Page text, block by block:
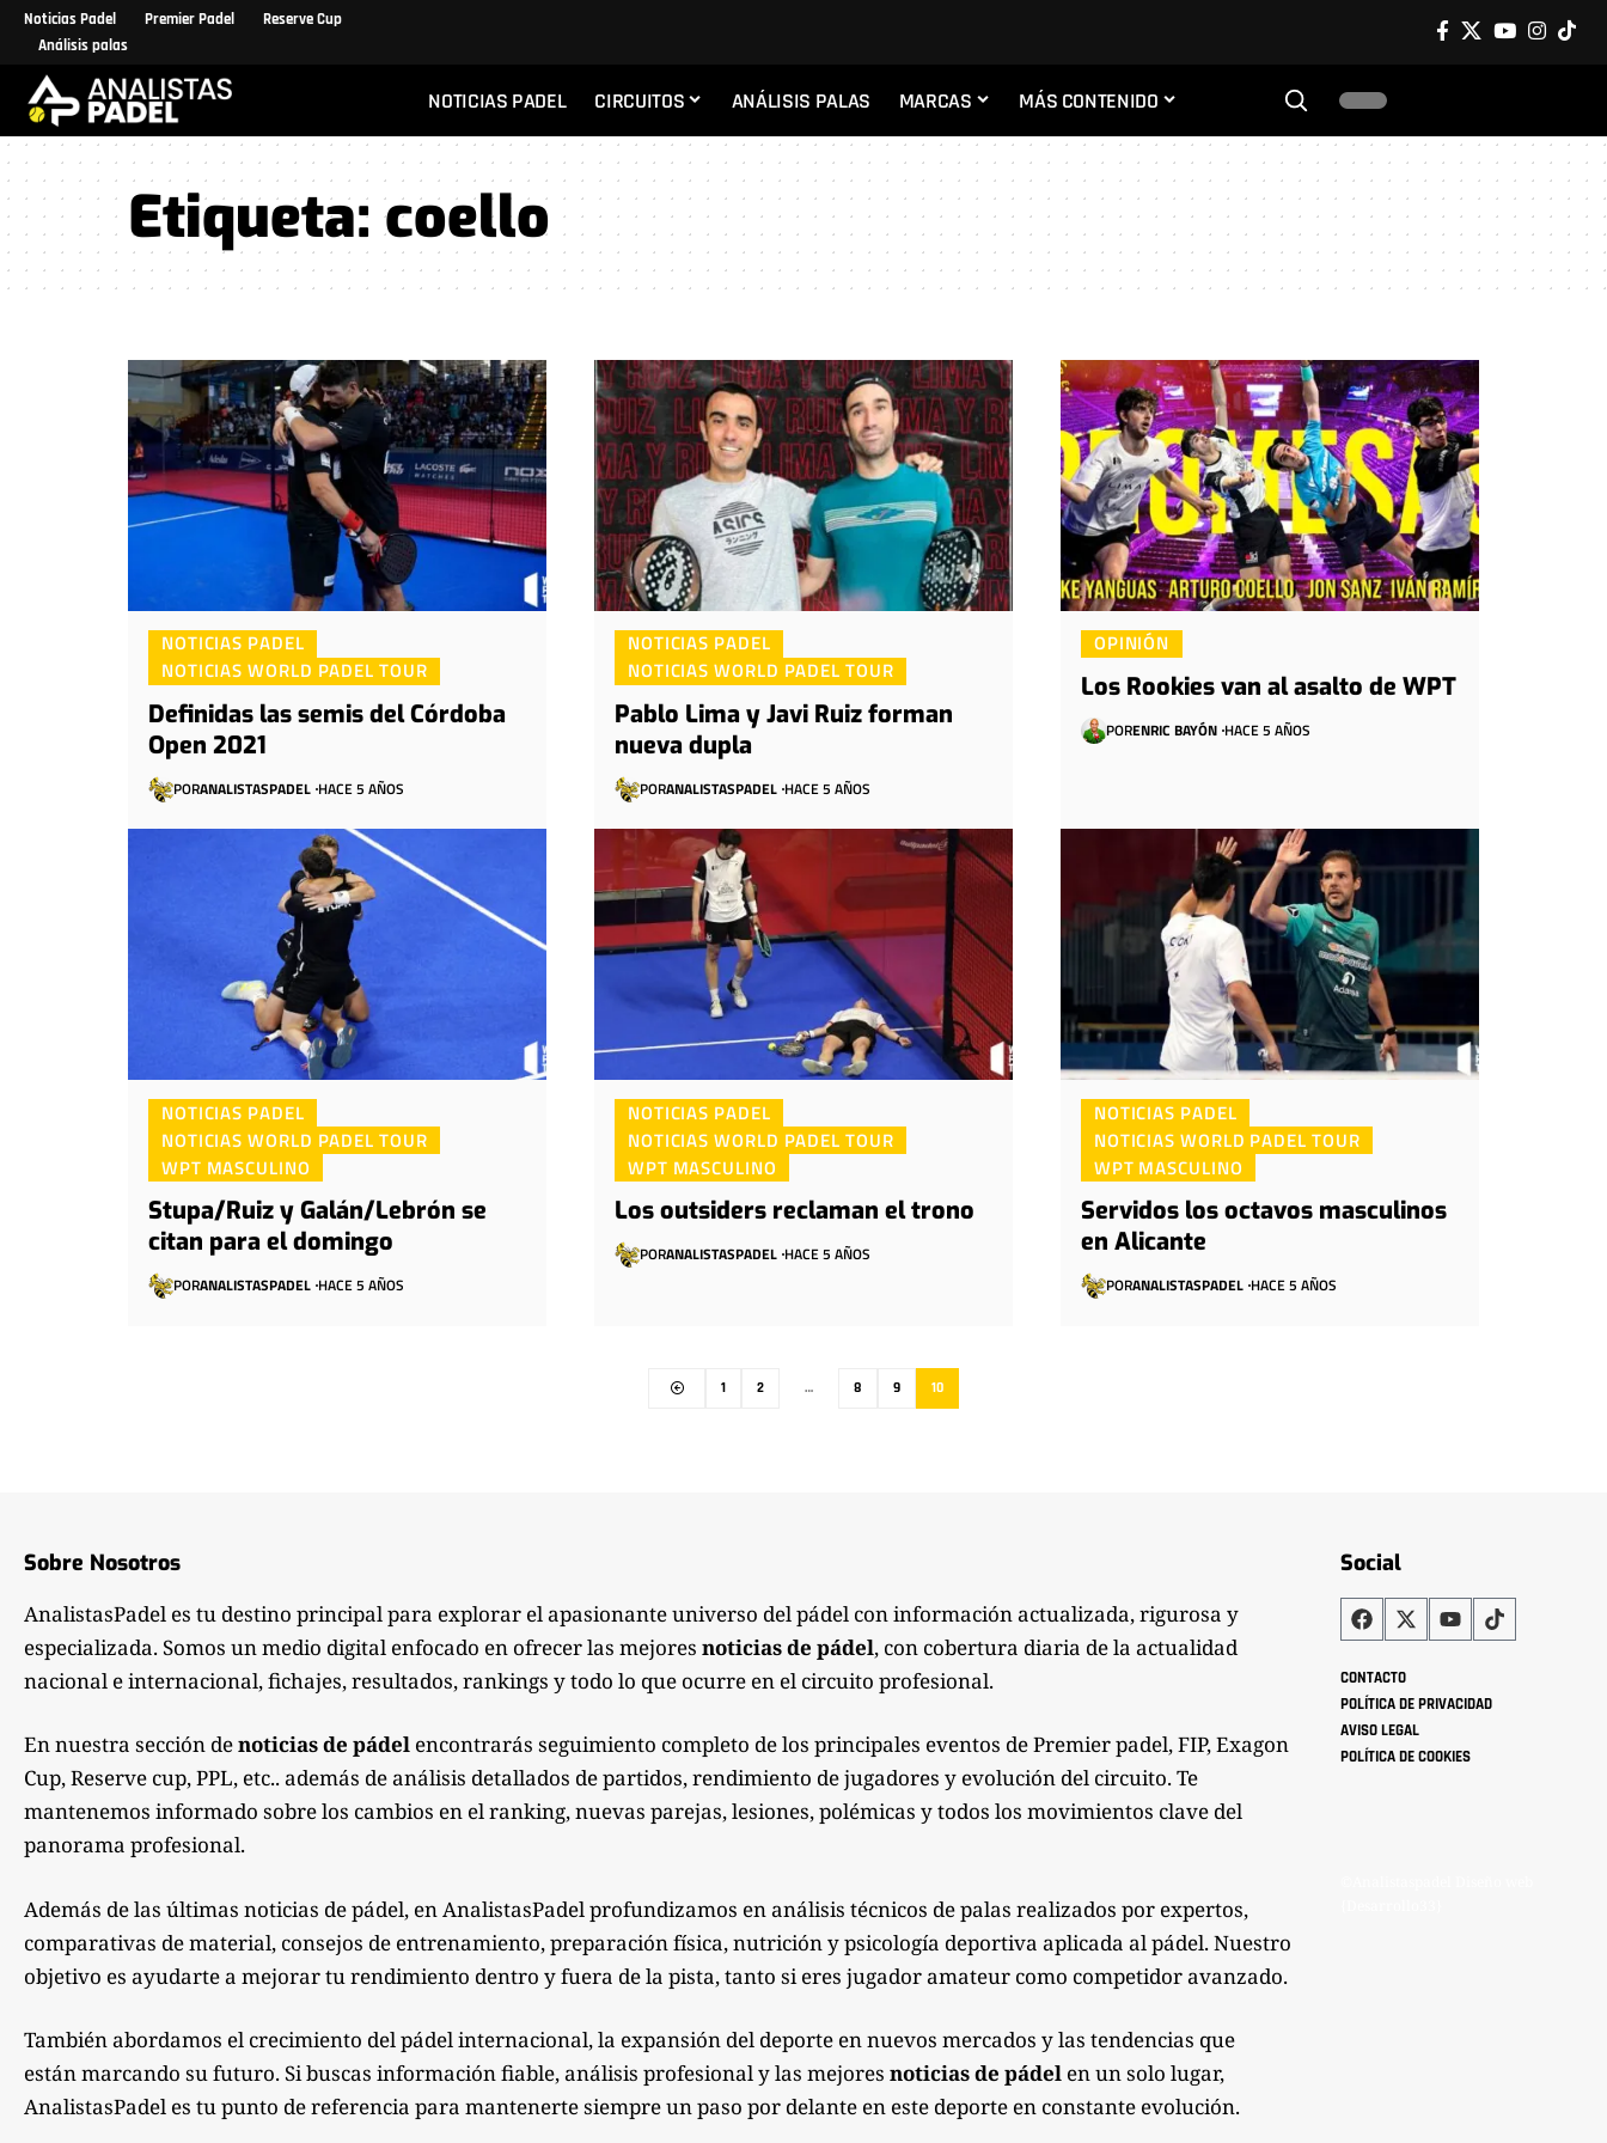
Noticias Padel Premier Padel
Reserve Cup
Análisis palas
NOTICIAS PADEL CIRCUITOS ANÁLISIS PALAS MARCAS MÁS CONTENIDO
Etiqueta:coello
NOTICIAS PADEL
NOTICIAS WORLD PADEL TOUR
Definidas las semis del Córdoba
Open 2021
PORANALISTASPADEL HACE 5 AÑOS
NOTICIAS PADEL
NOTICIAS WORLD PADEL TOUR
Pablo Lima y Javi Ruiz forman
nueva dupla
PORANALISTASPADEL HACE 5 AÑOS
OPINIÓN
Los Rookies van al asalto de WPT
PORENRIC BAYÓN HACE 5 AÑOS
NOTICIAS PADEL
NOTICIAS WORLD PADEL TOUR
WPT MASCULINO
Stupa/Ruiz y Galán/Lebrón se
citan para el domingo
PORANALISTASPADEL HACE 5 AÑOS
NOTICIAS PADEL
NOTICIAS WORLD PADEL TOUR
WPT MASCULINO
Los outsiders reclaman el trono
PORANALISTASPADEL HACE 5 AÑOS
NOTICIAS PADEL
NOTICIAS WORLD PADEL TOUR
WPT MASCULINO
Servidos los octavos masculinos
en Alicante
PORANALISTASPADEL HACE 5 AÑOS
1 2 … 8 9 10
Sobre Nosotros
AnalistasPadel es tu destino principal para explorar el apasionante universo del pádel con información actualizada, rigurosa y
especializada. Somos un medio digital enfocado en ofrecer las mejores noticias de pádel, con cobertura diaria de la actualidad
nacional e internacional, fichajes, resultados, rankings y todo lo que ocurre en el circuito profesional.
En nuestra sección denoticias de pádel encontrarás seguimiento completo de los principales eventos de Premier padel, FIP, Exagon
Cup, Reserve cup, PPL, etc.. además de análisis detallados de partidos, rendimiento de jugadores y evolución del circuito. Te
mantenemos informado sobre los cambios en el ranking, nuevas parejas, lesiones, polémicas y todos los movimientos clave del
panorama profesional.
Además de las últimas noticias de pádel, en AnalistasPadel profundizamos en análisis técnicos de palas realizados por expertos,
comparativas de material, consejos de entrenamiento, preparación física, nutrición y psicología deportiva aplicada al pádel. Nuestro
objetivo es ayudarte a mejorar tu rendimiento dentro y fuera de la pista, tanto si eres jugador amateur como competidor avanzado.
También abordamos el crecimiento del pádel internacional, la expansión del deporte en nuevos mercados y las tendencias que
están marcando su futuro. Si buscas información fiable, análisis profesional y las mejores noticias de pádel en un solo lugar,
AnalistasPadel es tu punto de referencia para mantenerte siempre un paso por delante en este deporte en constante evolución.
Social
CONTACTO
POLÍTICA DE PRIVACIDAD
AVISO LEGAL
POLÍTICA DE COOKIES